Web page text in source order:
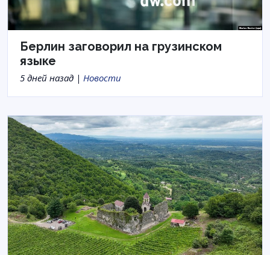
Берлин заговорил на грузинском
языке
5 дней назад | Новости